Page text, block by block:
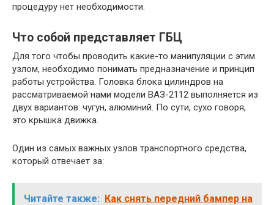
процедуру нет необходимости.
Что собой представляет ГБЦ
Для того чтобы проводить какие-то манипуляции с этим
узлом, необходимо понимать предназначение и принцип
работы устройства. Головка блока цилиндров на
рассматриваемой нами модели ВАЗ-2112 выполняется из
двух вариантов: чугун, алюминий. По сути, сухо говоря,
это крышка движка.
Один из самых важных узлов транспортного средства,
который отвечает за:
Читайте также: Как снять передний бампер на